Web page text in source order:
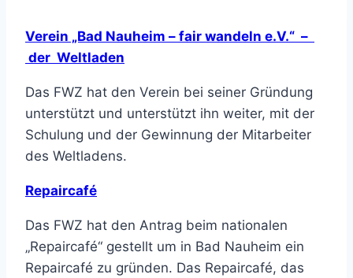
Verein „Bad Nauheim – fair wandeln e.V.“ –
der Weltladen
Das FWZ hat den Verein bei seiner Gründung
unterstützt und unterstützt ihn weiter, mit der
Schulung und der Gewinnung der Mitarbeiter
des Weltladens.
Repaircafé
Das FWZ hat den Antrag beim nationalen
„Repaircafé“ gestellt um in Bad Nauheim ein
Repaircafé zu gründen. Das Repaircafé, das